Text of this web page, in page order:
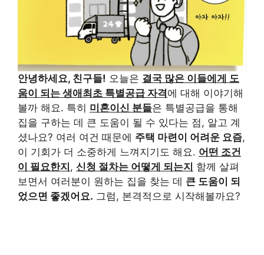
안녕하세요, 친구들! 오늘은 결국 많은 이들에게 도
움이 되는 생애최초 특별공급 자격에 대해 이야기해
볼까 해요. 특히 미혼이신 분들은 특별공급을 통해
집을 구하는 데 큰 도움이 될 수 있다는 점, 알고 계
셨나요? 여러 여건 때문에 주택 마련이 어려운 요즘,
이 기회가 더 소중하게 느껴지기도 해요. 어떤 조건
이 필요한지, 신청 절차는 어떻게 되는지 함께 살펴
보면서 여러분이 원하는 집을 찾는 데 큰 도움이 되
었으면 좋겠어요. 그럼, 본격적으로 시작해볼까요?